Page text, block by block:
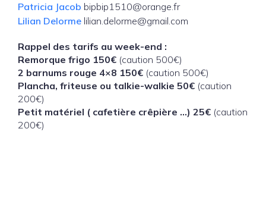
Patricia Jacob bipbip1510@orange.fr
Lilian Delorme lilian.delorme@gmail.com
Rappel des tarifs au week-end :
Remorque frigo 150€ (caution 500€)
2 barnums rouge 4×8 150€ (caution 500€)
Plancha, friteuse ou talkie-walkie 50€ (caution
200€)
Petit matériel ( cafetière crêpière …) 25€ (caution
200€)